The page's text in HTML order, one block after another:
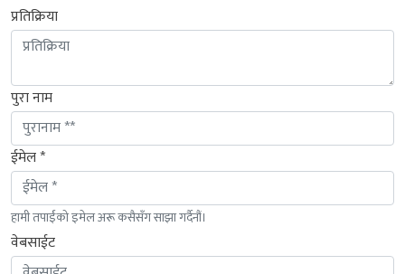
प्रतिक्रिया
पुरा नाम
ईमेल *
हामी तपाईंको इमेल अरू कसैसँग साझा गर्दैनौं।
वेबसाईट